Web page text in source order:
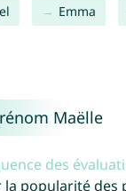
Emma
Maëlle
des
la popularité des